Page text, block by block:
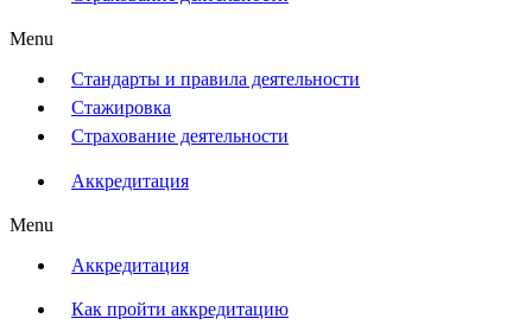
Menu
Стандарты и правила деятельности
Стажировка
Страхование деятельности
Аккредитация
Menu
Аккредитация
Как пройти аккредитацию